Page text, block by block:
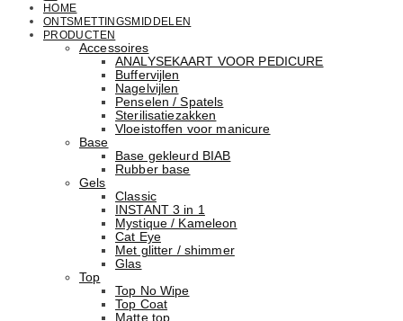
HOME
ONTSMETTINGSMIDDELEN
PRODUCTEN
Accessoires
ANALYSEKAART VOOR PEDICURE
Buffervijlen
Nagelvijlen
Penselen / Spatels
Sterilisatiezakken
Vloeistoffen voor manicure
Base
Basе gekleurd BIAB
Rubber basе
Gels
Classic
INSTANT 3 in 1
Mystique / Kameleon
Cat Eye
Met glitter / shimmer
Glas
Top
Top No Wipe
Top Coat
Matte top